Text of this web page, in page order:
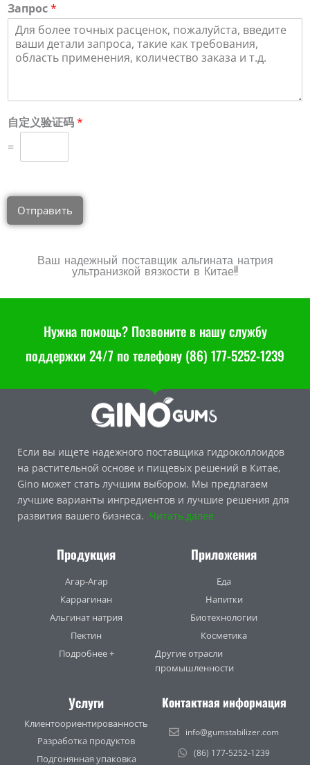
Запрос*
自定义验证码*
=
Отправить
Ваш надежный поставщик альгината натрия
ультранизкой вязкости в Китае!!!
Нужна помощь? Позвоните в нашу службу
поддержки 24/7 по телефону (86) 177-5252-1239
Если вы ищете надежного поставщика гидроколлоидов
на растительной основе и пищевых решений в Китае,
Gino может стать лучшим выбором. Мы предлагаем
лучшие варианты ингредиентов и лучшие решения для
развития вашего бизнеса. Читать далее
Продукция
Агар-Агар
Каррагинан
Альгинат натрия
Пектин
Подробнее +
Приложения
Еда
Напитки
Биотехнологии
Косметика
Другие отрасли
промышленности
Услуги
Клиентоориентированность
Разработка продуктов
Подгонянная упаковка
Контактная информация
info@gumstabilizer.com
(86) 177-5252-1239